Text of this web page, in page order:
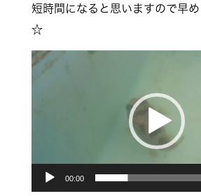
短時間になると思いますので早
☆
動
ヤ
00:00